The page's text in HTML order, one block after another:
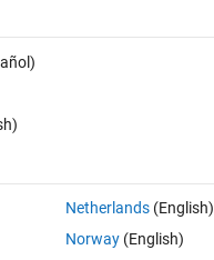
Netherlands (English)
Norway (English)